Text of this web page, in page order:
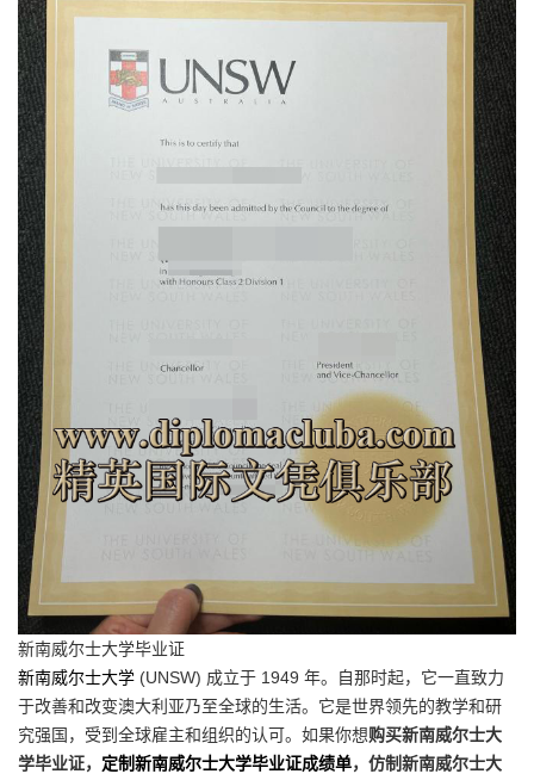
新南威尔士大学毕业证
新南威尔士大学 (UNSW) 成立于 1949 年。自那时起，它一直致力
于改善和改变澳大利亚乃至全球的生活。它是世界领先的教学和研
究强国，受到全球雇主和组织的认可。如果你想购买新南威尔士大
学毕业证， 定制新南威尔士大学毕业证成绩单，仿制新南威尔士大